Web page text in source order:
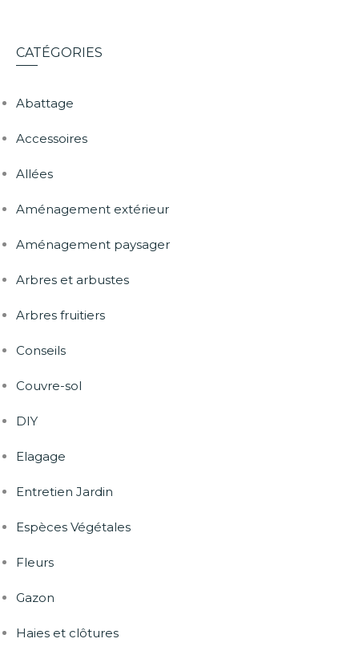
CATÉGORIES
Abattage
Accessoires
Allées
Aménagement extérieur
Aménagement paysager
Arbres et arbustes
Arbres fruitiers
Conseils
Couvre-sol
DIY
Elagage
Entretien Jardin
Espèces Végétales
Fleurs
Gazon
Haies et clôtures